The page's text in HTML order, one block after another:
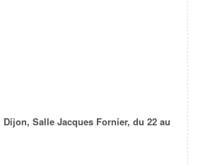
Dijon, Salle Jacques Fornier, du 22 au